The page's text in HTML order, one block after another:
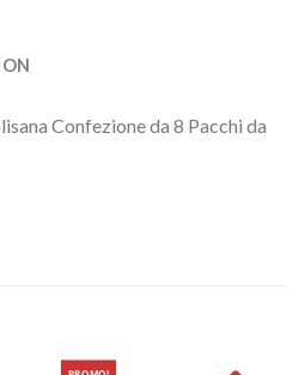
Confezione da 8 Pacchi da